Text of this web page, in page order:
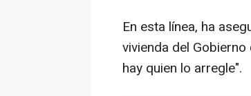
En esta línea, ha
vivienda del
hay quien lo arregle".